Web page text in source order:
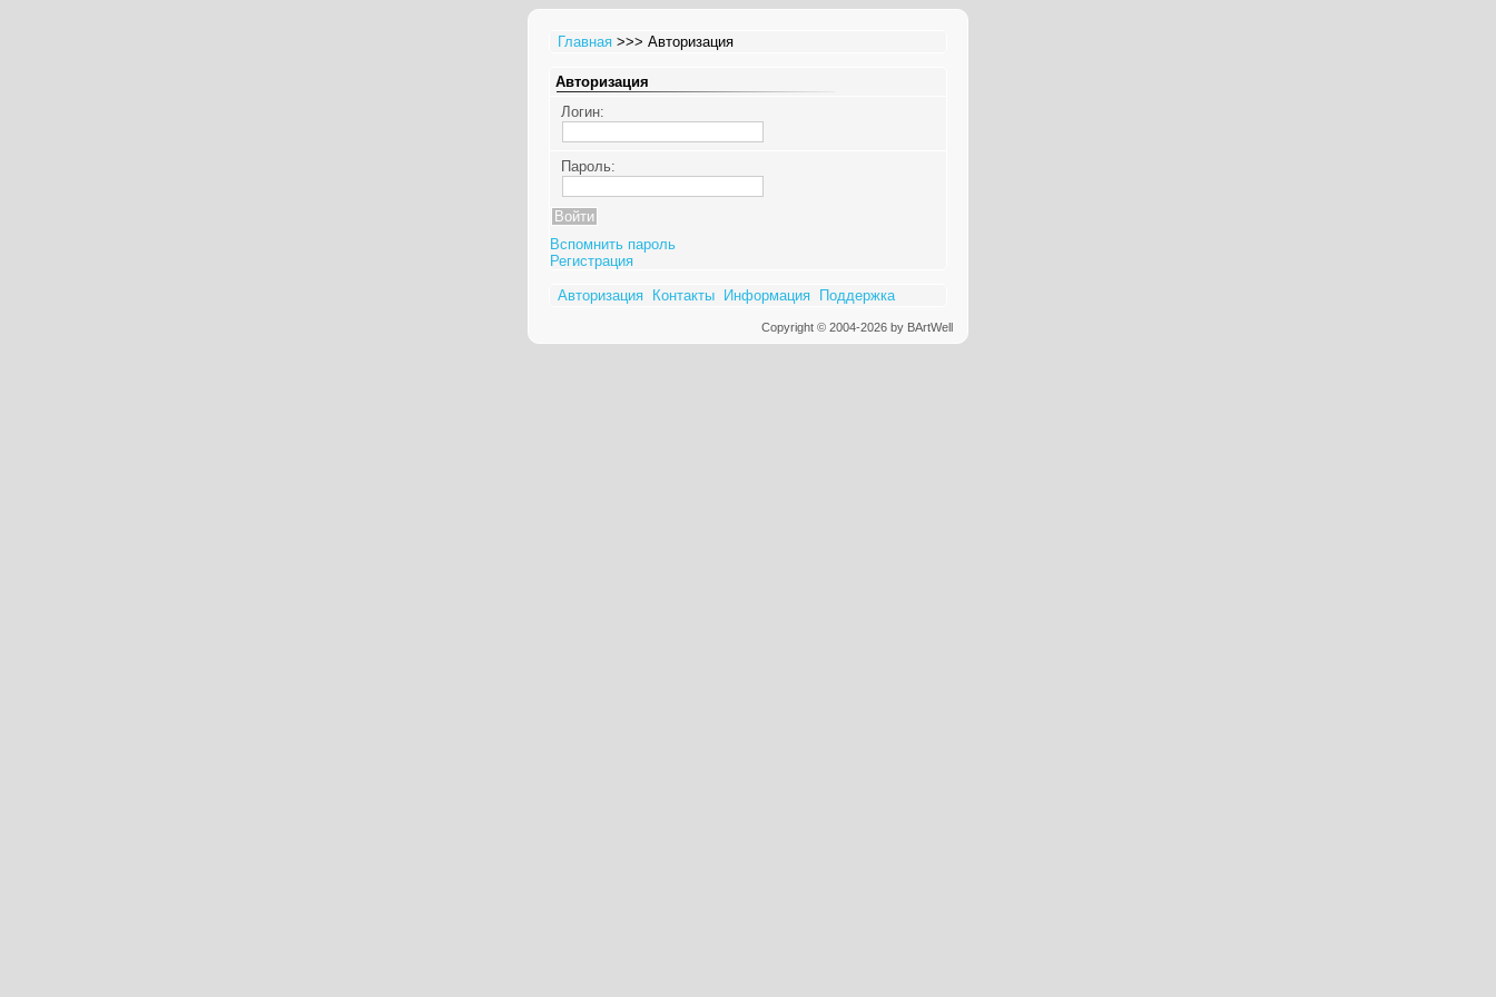
Главная >>> Авторизация
Авторизация
Логин:
Пароль:
Вспомнить пароль
Регистрация
Авторизация Контакты Информация Поддержка
Copyright © 2004-2026 by BArtWell